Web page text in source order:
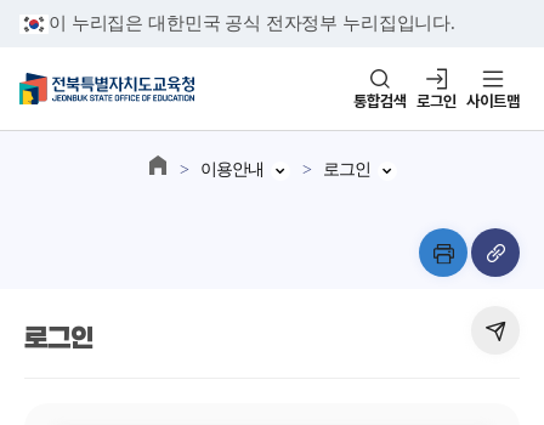
이 누리집은 대한민국 공식 전자정부 누리집입니다.
통합검색 로그인 사이트맵
이용안내 로그인
로그인